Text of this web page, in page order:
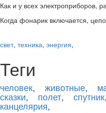
Как и у всех электроприборов,
Когда фонарик включается,
свет, техника, энергия,
Теги
человек, животные,
сказки, полет, спутник
канцелярия,